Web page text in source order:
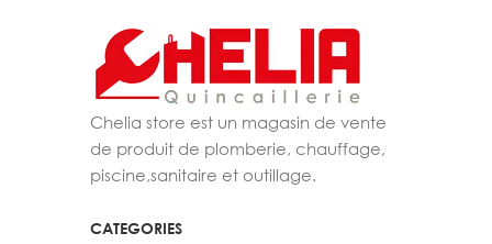
Chelia store est un magasin de vente
de produit de plomberie, chauffage,
piscine,sanitaire et outillage.
CATEGORIES